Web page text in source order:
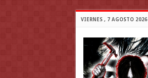
VIERNES , 7 AGOSTO 2026